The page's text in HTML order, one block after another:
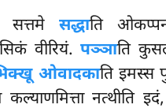
सत्तमे सद्धाति
वीरियं.पञ्ञाति
ओवादकाति इमस्स
नत्थीति